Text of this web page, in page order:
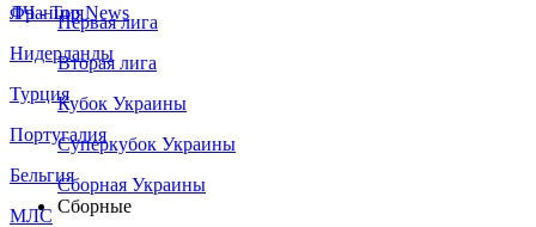
Франция
Нидерланды
Турция
Португалия
Бельгия
МЛС
ЛЧ - Top News
Первая лига
Вторая лига
Кубок Украины
Суперкубок Украины
Сборная Украины
Сборные